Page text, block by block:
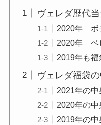
ヴェレダ歴代
2020年 ボ
2020年 ベ
2019年も
ヴェレダ福袋
2021年の中
2020年の中
2019年の中